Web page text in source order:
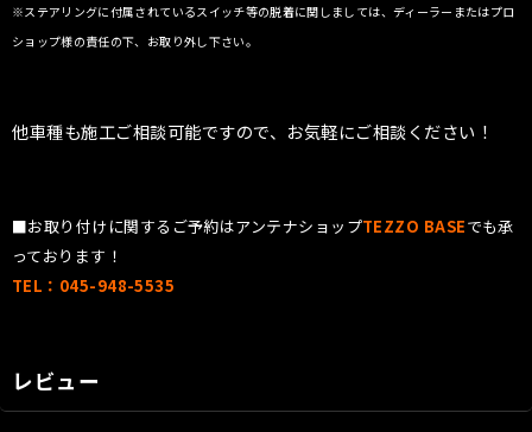
※ステアリングに付属されているスイッチ等の脱着に関しましては、ディーラーまたはプロ
ショップ様の責任の下、お取り外し下さい。
他車種も施工ご相談可能ですので、お気軽にご相談ください！
■お取り付けに関するご予約はアンテナショップTEZZO BASEでも承
っております！
TEL：045-948-5535
レビュー